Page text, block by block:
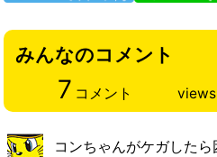
みんなのコメント
7 コメント views
コンちゃんがケガしたら